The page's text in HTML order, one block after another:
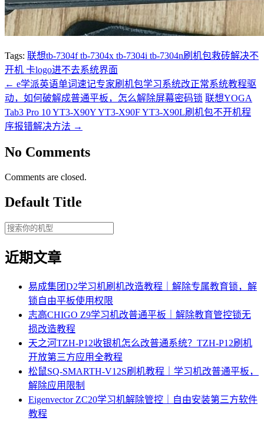
Tags: 联想tb-7304f tb-7304x tb-7304i tb-7304n刷机包救砖解决不
开机 卡logo进不去系统界面
← e学派英语单词速记专家刷机包学习系统改正常系统教程驱
动，如何破解成普通平板，怎么解除屏幕密码锁 联想YOGA
Tab3 Pro 10 YT3-X90Y YT3-X90F YT3-X90L刷机包不开机程
序报错解决方法 →
No Comments
Comments are closed.
Default Title
近期文章
易成集团D2学习机刷机改造教程｜解除专属教育锁，解
锁自由平板使用权限
志高CHIGO Z9学习机改普通平板｜解除教育管控锁无
损改造教程
天之河TZH-P12收银机怎么改普通系统？TZH-P12刷机
开放第三方应用全教程
松鼠SQ-SMARTH-V12S刷机教程｜学习机改普通平板，
解除应用限制
Eigenvector ZC20学习机解除管控｜自由安装第三方软件
教程